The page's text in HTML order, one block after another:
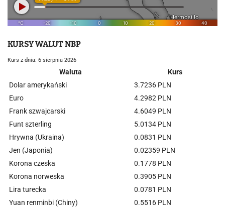
KURSY WALUT NBP
Kurs z dnia: 6 sierpnia 2026
Waluta
Kurs
Dolar amerykański
3.7236 PLN
Euro
4.2982 PLN
Frank szwajcarski
4.6049 PLN
Funt szterling
5.0134 PLN
Hrywna (Ukraina)
0.0831 PLN
Jen (Japonia)
0.02359 PLN
Korona czeska
0.1778 PLN
Korona norweska
0.3905 PLN
Lira turecka
0.0781 PLN
Yuan renminbi (Chiny)
0.5516 PLN